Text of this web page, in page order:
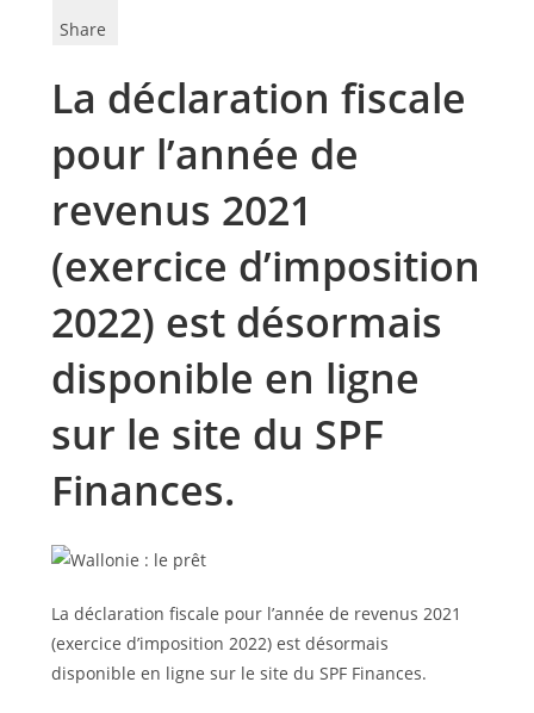
Share
La déclaration fiscale
pour l’année de
revenus 2021
(exercice d’imposition
2022) est désormais
disponible en ligne
sur le site du SPF
Finances.
La déclaration fiscale pour l’année de revenus 2021
(exercice d’imposition 2022) est désormais
disponible en ligne sur le site du SPF Finances.